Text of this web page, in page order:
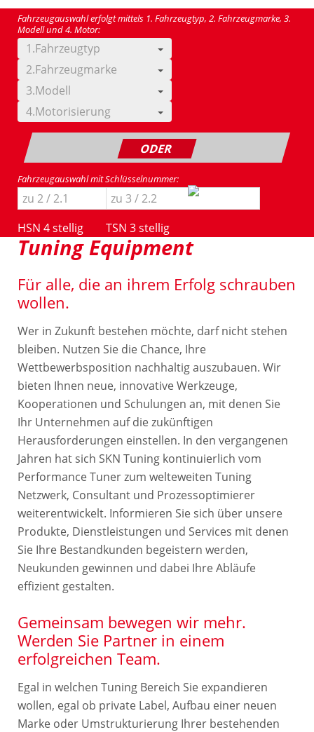
Fahrzeugauswahl erfolgt mittels 1. Fahrzeugtyp, 2. Fahrzeugmarke, 3.
Modell und 4. Motor:
1.Fahrzeugtyp
2.Fahrzeugmarke
3.Modell
4.Motorisierung
ODER
Fahrzeugauswahl mit Schlüsselnummer:
HSN 4 stellig TSN 3 stellig
Tuning Equipment
Für alle, die an ihrem Erfolg schrauben
wollen.
Wer in Zukunft bestehen möchte, darf nicht stehen
bleiben. Nutzen Sie die Chance, Ihre
Wettbewerbsposition nachhaltig auszubauen. Wir
bieten Ihnen neue, innovative Werkzeuge,
Kooperationen und Schulungen an, mit denen Sie
Ihr Unternehmen auf die zukünftigen
Herausforderungen einstellen. In den vergangenen
Jahren hat sich SKN Tuning kontinuierlich vom
Performance Tuner zum welteweiten Tuning
Netzwerk, Consultant und Prozessoptimierer
weiterentwickelt. Informieren Sie sich über unsere
Produkte, Dienstleistungen und Services mit denen
Sie Ihre Bestandkunden begeistern werden,
Neukunden gewinnen und dabei Ihre Abläufe
effizient gestalten.
Gemeinsam bewegen wir mehr.
Werden Sie Partner in einem
erfolgreichen Team.
Egal in welchen Tuning Bereich Sie expandieren
wollen, egal ob private Label, Aufbau einer neuen
Marke oder Umstrukturierung Ihrer bestehenden